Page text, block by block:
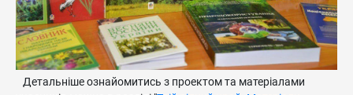
Детальніше ознайомитись з проектом та матеріалами